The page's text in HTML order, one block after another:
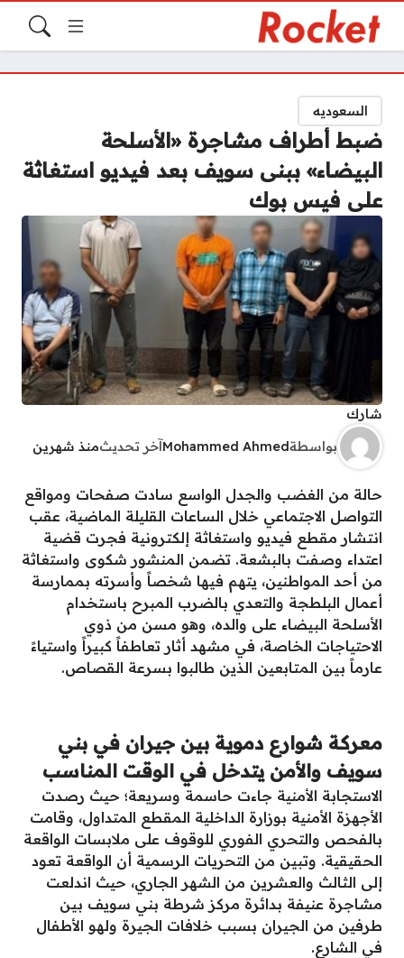
السعوديه
ضبط أطراف مشاجرة «الأسلحة
البيضاء» ببنى سويف بعد فيديو استغاثة
على فيس بوك
شارك
بواسطةMohammed Ahmedآخر تحديثمنذ شهرين
حالة من الغضب والجدل الواسع سادت صفحات ومواقع
التواصل الاجتماعي خلال الساعات القليلة الماضية، عقب
انتشار مقطع فيديو واستغاثة إلكترونية فجرت قضية
اعتداء وصفت بالبشعة. تضمن المنشور شكوى واستغاثة
من أحد المواطنين، يتهم فيها شخصاً وأسرته بممارسة
أعمال البلطجة والتعدي بالضرب المبرح باستخدام
الأسلحة البيضاء على والده، وهو مسن من ذوي
الاحتياجات الخاصة، في مشهد أثار تعاطفاً كبيراً واستياءً
عارماً بين المتابعين الذين طالبوا بسرعة القصاص.
معركة شوارع دموية بين جيران في بني
سويف والأمن يتدخل في الوقت المناسب
الاستجابة الأمنية جاءت حاسمة وسريعة؛ حيث رصدت
الأجهزة الأمنية بوزارة الداخلية المقطع المتداول، وقامت
بالفحص والتحري الفوري للوقوف على ملابسات الواقعة
الحقيقية. وتبين من التحريات الرسمية أن الواقعة تعود
إلى الثالث والعشرين من الشهر الجاري، حيث اندلعت
مشاجرة عنيفة بدائرة مركز شرطة بني سويف بين
طرفين من الجيران بسبب خلافات الجيرة ولهو الأطفال
في الشارع.